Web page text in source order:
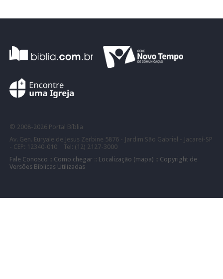
© 2008- 2026 Portal Bíblia
Av. Gen. Euryale de Jesus Zerbine 5876 - Jardim São Gabriel - Jacareí-SP
- CEP: 12340-010 Tel: (12) 2127-3000
Fale Conosco :: Como chegar:: Localização (mapa) :: Copyright de
Versões Bíblicas Utilizadas